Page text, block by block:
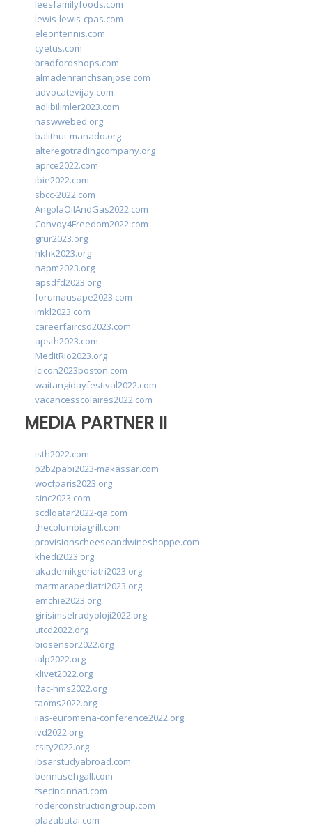
leesfamilyfoods.com
lewis-lewis-cpas.com
eleontennis.com
cyetus.com
bradfordshops.com
almadenranchsanjose.com
advocatevijay.com
adlibilimler2023.com
naswwebed.org
balithut-manado.org
alteregotradingcompany.org
aprce2022.com
ibie2022.com
sbcc-2022.com
AngolaOilAndGas2022.com
Convoy4Freedom2022.com
grur2023.org
hkhk2023.org
napm2023.org
apsdfd2023.org
forumausape2023.com
imkl2023.com
careerfaircsd2023.com
apsth2023.com
MedItRio2023.org
lcicon2023boston.com
waitangidayfestival2022.com
vacancesscolaires2022.com
MEDIA PARTNER II
isth2022.com
p2b2pabi2023-makassar.com
wocfparis2023.org
sinc2023.com
scdlqatar2022-qa.com
thecolumbiagrill.com
provisionscheeseandwineshoppe.com
khedi2023.org
akademikgeriatri2023.org
marmarapediatri2023.org
emchie2023.org
girisimselradyoloji2022.org
utcd2022.org
biosensor2022.org
ialp2022.org
klivet2022.org
ifac-hms2022.org
taoms2022.org
iias-euromena-conference2022.org
ivd2022.org
csity2022.org
ibsarstudyabroad.com
bennusehgall.com
tsecincinnati.com
roderconstructiongroup.com
plazabatai.com